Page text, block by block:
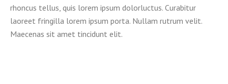
rhoncus tellus, quis lorem ipsum dolorluctus. Curabitur
laoreet fringilla lorem ipsum porta. Nullam rutrum velit.
Maecenas sit amet tincidunt elit.